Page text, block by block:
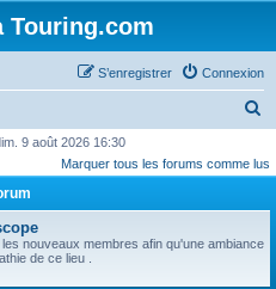
Touring.com
Connexion
S’enregistrer
c
r
9 août 2026 16:30
Marquer tous les forums comme lus
nouveaux membres afin qu'une ambiance
de ce lieu .